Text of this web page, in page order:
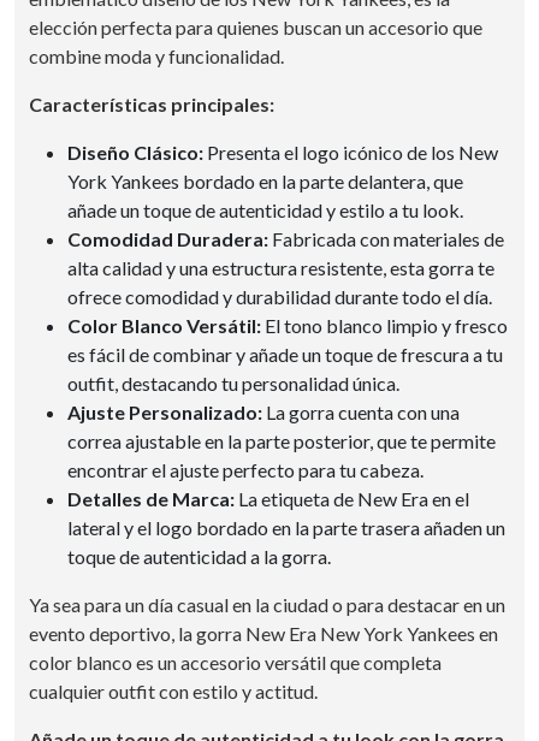
elección perfecta para quienes buscan un accesorio que
combine moda y funcionalidad.
Características principales:
Diseño Clásico: Presenta el logo icónico de los New
York Yankees bordado en la parte delantera, que
añade un toque de autenticidad y estilo a tu look.
Comodidad Duradera: Fabricada con materiales de
alta calidad y una estructura resistente, esta gorra te
ofrece comodidad y durabilidad durante todo el día.
Color Blanco Versátil: El tono blanco limpio y fresco
es fácil de combinar y añade un toque de frescura a tu
outfit, destacando tu personalidad única.
Ajuste Personalizado: La gorra cuenta con una
correa ajustable en la parte posterior, que te permite
encontrar el ajuste perfecto para tu cabeza.
Detalles de Marca: La etiqueta de New Era en el
lateral y el logo bordado en la parte trasera añaden un
toque de autenticidad a la gorra.
Ya sea para un día casual en la ciudad o para destacar en un
evento deportivo, la gorra New Era New York Yankees en
color blanco es un accesorio versátil que completa
cualquier outfit con estilo y actitud.